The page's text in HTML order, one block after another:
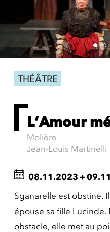
THÉÂTRE
L’Amour
Molière
Jean-Louis Martinelli
08.11.2023 +
Sganarelle est obstiné.
épouse sa fille
obstacle, elle met au